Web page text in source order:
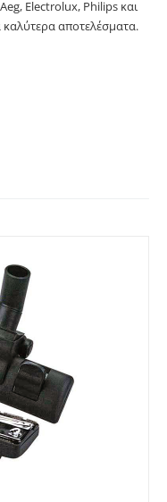
Electrolux, Philips και
καλύτερα αποτελέσματα.